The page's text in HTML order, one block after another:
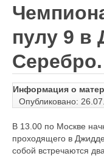
пулу 9 в
Серебро.
Информация о
Опубликовано:
В 13.00 по Москве
проходящего в
собой встречаются